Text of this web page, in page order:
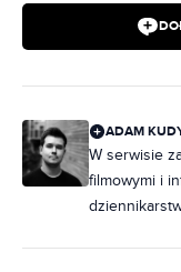
ADAM
W serwisie
filmowymi i